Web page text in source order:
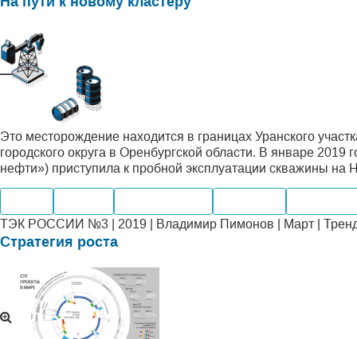
Это месторождение находится в границах Уранского
городского округа в Оренбургской области. В январе
нефти») приступила к пробной эксплуатации скважины на
ТЭК РОССИИ №3 | 2019 | Владимир Пимонов | Март |
Стратегия роста